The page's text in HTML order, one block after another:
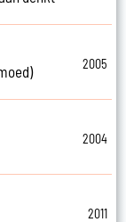
2005
2004
2011